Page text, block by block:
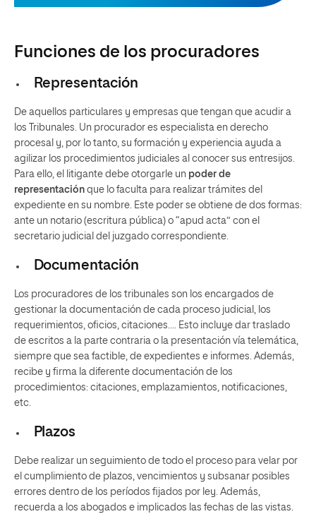
Funciones de los procuradores
Representación
De aquellos particulares y empresas que tengan que acudir a
los Tribunales. Un procurador es especialista en derecho
procesal y, por lo tanto, su formación y experiencia ayuda a
agilizar los procedimientos judiciales al conocer sus entresijos.
Para ello, el litigante debe otorgarle un poder de
representación que lo faculta para realizar trámites del
expediente en su nombre. Este poder se obtiene de dos formas:
ante un notario (escritura pública) o “apud acta” con el
secretario judicial del juzgado correspondiente.
Documentación
Los procuradores de los tribunales son los encargados de
gestionar la documentación de cada proceso judicial, los
requerimientos, oficios, citaciones…. Esto incluye dar traslado
de escritos a la parte contraria o la presentación vía telemática,
siempre que sea factible, de expedientes e informes. Además,
recibe y firma la diferente documentación de los
procedimientos: citaciones, emplazamientos, notificaciones,
etc.
Plazos
Debe realizar un seguimiento de todo el proceso para velar por
el cumplimiento de plazos, vencimientos y subsanar posibles
errores dentro de los períodos fijados por ley. Además,
recuerda a los abogados e implicados las fechas de las vistas.